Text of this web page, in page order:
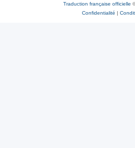
Traduction française officielle
Confidentialité |